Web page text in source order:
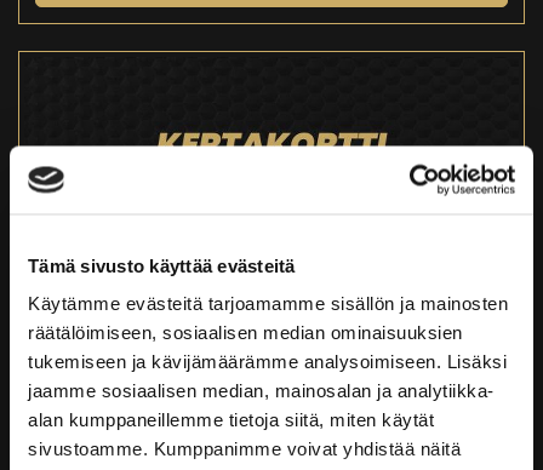
Tämä sivusto käyttää evästeitä
Käytämme evästeitä tarjoamamme sisällön ja mainosten
räätälöimiseen, sosiaalisen median ominaisuuksien
tukemiseen ja kävijämäärämme analysoimiseen. Lisäksi
jaamme sosiaalisen median, mainosalan ja analytiikka-
alan kumppaneillemme tietoja siitä, miten käytät
sivustoamme. Kumppanimme voivat yhdistää näitä